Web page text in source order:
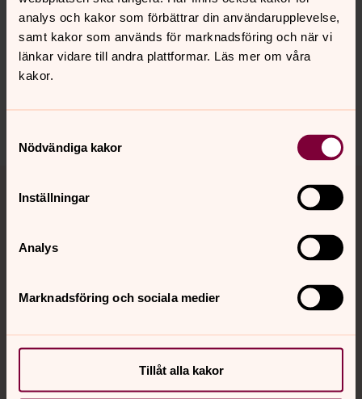
analys och kakor som förbättrar din användarupplevelse,
samt kakor som används för marknadsföring och när vi
länkar vidare till andra plattformar. Läs mer om våra
kakor.
Nödvändiga kakor
Inställningar
Analys
Marknadsföring och sociala medier
Tillåt alla kakor
Synpunkter eller frågor på sidans
innehåll?
rodeby.forsamling@svenskakyrkan.se
Kontakt